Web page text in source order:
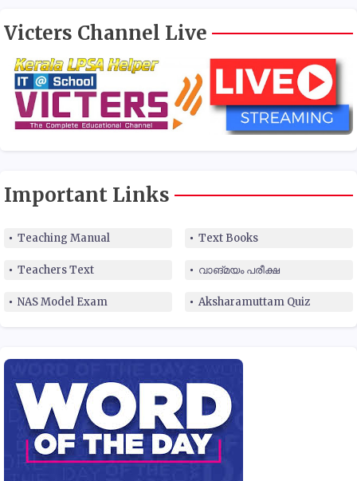
Victers Channel Live
Important Links
Teaching Manual Text Books
Teachers Text വാങ്മയം പരീക്ഷ
NAS Model Exam Aksharamuttam Quiz